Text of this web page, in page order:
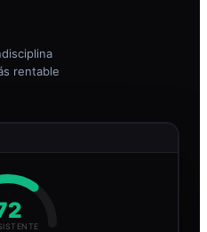
rentable